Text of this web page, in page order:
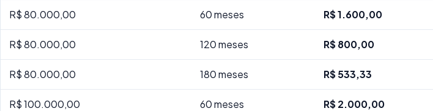
R$ 80.000,00 60 meses R$ 1.600,00
R$ 80.000,00 120 meses R$ 800,00
R$ 80.000,00 180 meses R$ 533,33
R$ 100.000,00 60 meses R$ 2.000,00